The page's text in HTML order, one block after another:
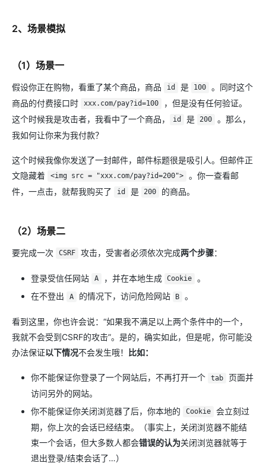
2、场景模拟
（1）场景一
假设你正在购物，看重了某个商品，商品 id 是 100
。同时这个
商品的付费接口时
xxx.com/pay?id=100
，但是没有任何验证。
这个时候我是攻击者，我看中了一个商品，
id 是 200
。那么，
我如何让你来为我付款？
这个时候我像你发送了一封邮件，邮件标题很是吸引人。但邮件正
文隐藏着
<img src = "xxx.com/pay?id=200">
。你一查看邮
件，一点击，就帮我购买了
id 是 200 的商品。
（2）场景二
要完成一次 CSRF 攻击，受害者必须依次完成两个步骤：
登录受信任网站 A ，并在本地生成 Cookie
。
在不登出
A 的情况下，访问危险网站 B 。
看到这里，你也许会说：“如果我不满足以上两个条件中的一个，
我就不会受到CSRF的攻击”。是的，确实如此，但是呢，你可能没
办法保证以下情况不会发生哦！ 比如：
你不能保证你登录了一个网站后，不再打开一个 tab
页面并
访问另外的网站。
你不能保证你关闭浏览器了后，你本地的
Cookie
会立刻过
期，你上次的会话已经结束。（事实上，关闭浏览器不能结
束一个会话，但大多数人都会错误的认为关闭浏览器就等于
退出登录/结束会话了…）